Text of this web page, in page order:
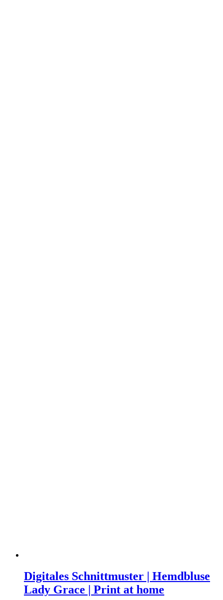
Schnittmuster
|
Hemdbluse
Digitales Schnittmuster | Hemdbluse
Lady Grace | Print at home